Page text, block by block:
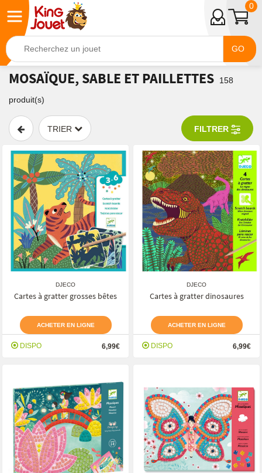
GO
0
MOSAÏQUE, SABLE ET PAILLETTES 158
produit(s)
TRIER FILTRER
DJECO
Cartes à gratter grosses bêtes
ACHETER EN LIGNE
DISPO 6,99€
DJECO
Cartes à gratter dinosaures
ACHETER EN LIGNE
DISPO 6,99€